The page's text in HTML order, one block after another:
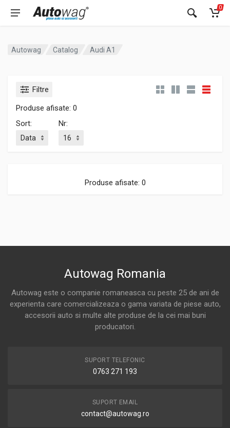
0
Autowag Catalog Audi A1
Filtre
Produse afisate: 0
Sort:
Nr:
Produse afisate: 0
Autowag Romania
Autowag este o companie romaneasca cu peste 25 de ani de
experienta care comercializeaza o gama variata de piese auto,
accesorii auto si multe alte produse de la cei mai buni
producatori.
SUPORT TELEFONIC
0763 271 193
SUPORT EMAIL
contact@autowag.ro